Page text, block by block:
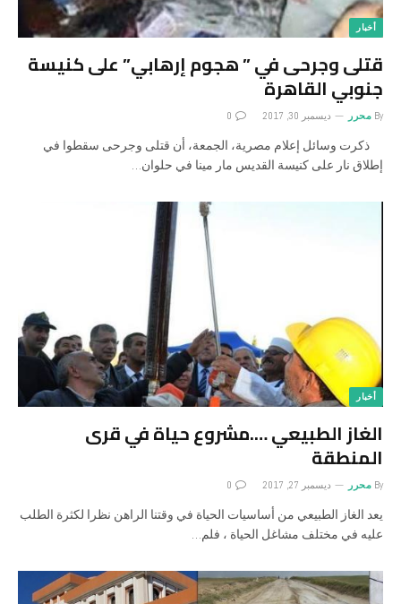
أخبار
قتلى وجرحى في ” هجوم إرهابي” على كنيسة
جنوبي القاهرة
By محرر ديسمبر 30, 2017 0
ذكرت وسائل إعلام مصرية، الجمعة، أن قتلى وجرحى سقطوا في
إطلاق نار على كنيسة القديس مار مينا في حلوان…
أخبار
الغاز الطبيعي ….مشروع حياة في قرى
المنطقة
By محرر ديسمبر 27, 2017 0
يعد الغاز الطبيعي من أساسيات الحياة في وقتنا الراهن نظرا لكثرة الطلب
عليه في مختلف مشاغل الحياة ، فلم…